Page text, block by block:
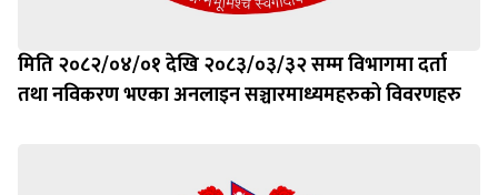
मिति २०८२/०४/०१ देखि २०८३/०३/३२ सम्म विभागमा दर्ता
तथा नविकरण भएका अनलाइन सञ्चारमाध्यमहरुको विवरणहरु